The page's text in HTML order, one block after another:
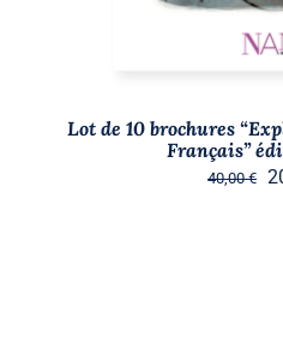
Lot de 10 brochures
Français”
40,00€